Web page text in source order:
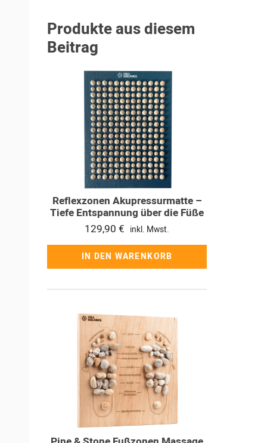
Produkte aus diesem
Beitrag
Reflexzonen Akupressurmatte –
Tiefe Entspannung über die Füße
129,90€ inkl. Mwst.
IN DEN WARENKORB
mehrere
Varianten
Optionen